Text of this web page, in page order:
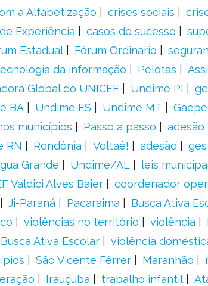
a Alfabetização
crises sociais
Experiência casos de sucesso
Estadual Fórum Ordinário
da informação Pelotas
Global do UNICEF Undime PI
BA Undime ES Undime MT
municípios Passo a passo adesão
RN Rondônia Voltaê! adesão
Grande Undime/AL leis
Valdici Alves Baier coordenador
Ji-Paraná Pacaraima Busca Ativa
violências no território violência
Ativa Escolar
violência
São Vicente Férrer Maranhão
Irauçuba trabalho infantil